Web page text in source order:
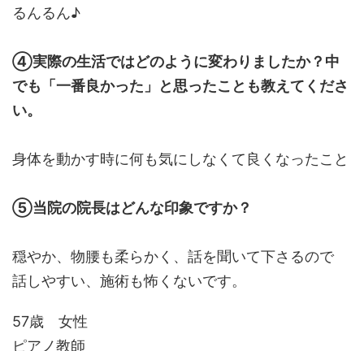
るんるん♪
④実際の生活ではどのように変わりましたか？中
でも「一番良かった」と思ったことも教えてくださ
い。
身体を動かす時に何も気にしなくて良くなったこと
⑤当院の院長はどんな印象ですか？
穏やか、物腰も柔らかく、話を聞いて下さるので
話しやすい、施術も怖くないです。
57歳 女性
ピアノ教師